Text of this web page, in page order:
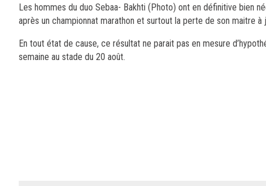
Les hommes du duo Sebaa- Bakhti (Photo) ont en définitive bien
après un championnat marathon et surtout la perte de son maitre à
En tout état de cause, ce résultat ne parait pas en mesure
semaine au stade du 20 août.